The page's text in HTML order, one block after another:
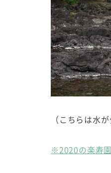
（こちらは水
※2020の楽寿